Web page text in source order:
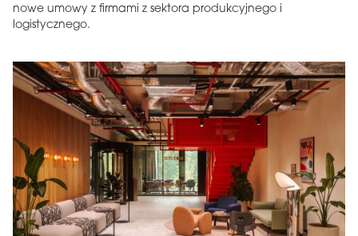
nowe umowy z firmami z sektora produkcyjnego i
logistycznego.